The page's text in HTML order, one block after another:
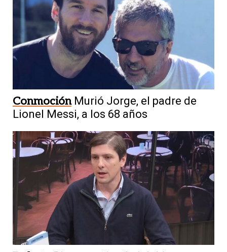
Conmoción Murió Jorge, el padre de
Lionel Messi, a los 68 años